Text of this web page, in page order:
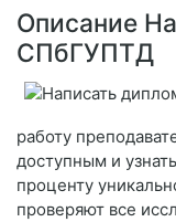
Описание
СПбГУПТД
работу
доступным и
проценту
проверяют все